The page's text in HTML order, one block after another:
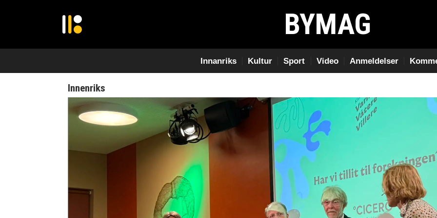
BYMAG
Innanriks Kultur Sport Video Anmeldelser
Innenriks